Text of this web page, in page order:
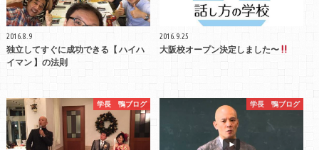
2016.8.9
独立してすぐに成功できる【 ハイハ
イマン 】の法則
2016.9.25
大阪校オープン決定しました〜
学長 鴨ブログ 学長 鴨ブログ